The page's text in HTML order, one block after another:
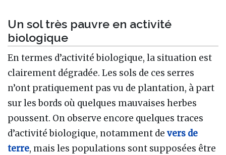
Un sol très pauvre en activité
biologique
En termes d’activité biologique, la situation est
clairement dégradée. Les sols de ces serres
n’ont pratiquement pas vu de plantation, à part
sur les bords où quelques mauvaises herbes
poussent. On observe encore quelques traces
d’activité biologique, notamment de vers de
terre, mais les populations sont supposées être